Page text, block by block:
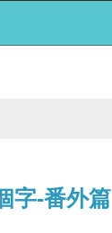
字-番外篇